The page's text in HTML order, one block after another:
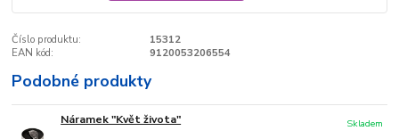
Číslo produktu:
15312
EAN kód:
9120053206554
Podobné produkty
Náramek "Květ života"
Skladem